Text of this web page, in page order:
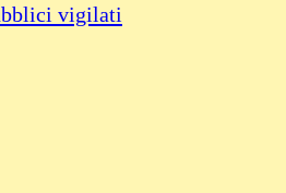
vigilati